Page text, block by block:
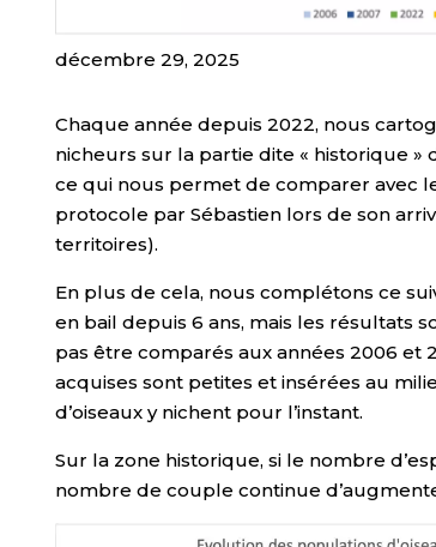
décembre 29, 2025
Chaque année depuis 2022, nous
nicheurs sur la partie dite « historique »
ce qui nous permet de comparer avec
protocole par Sébastien lors de son
territoires).
En plus de cela, nous complétons ce
en bail depuis 6 ans, mais les résultats
pas être comparés aux années 2006 et
acquises sont petites et insérées au
d’oiseaux y nichent pour l’instant.
Sur la zone historique, si le nombre
nombre de couple continue